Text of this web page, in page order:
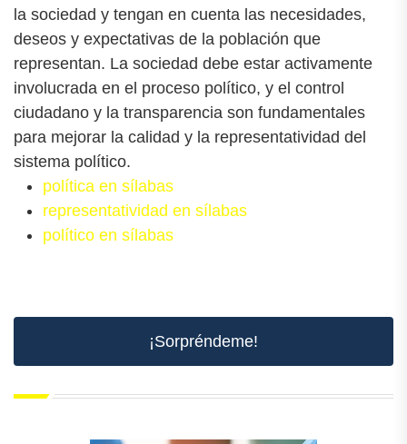
la sociedad y tengan en cuenta las necesidades,
deseos y expectativas de la población que
representan. La sociedad debe estar activamente
involucrada en el proceso político, y el control
ciudadano y la transparencia son fundamentales
para mejorar la calidad y la representatividad del
sistema político.
política en sílabas
representatividad en sílabas
político en sílabas
¡Sorpréndeme!